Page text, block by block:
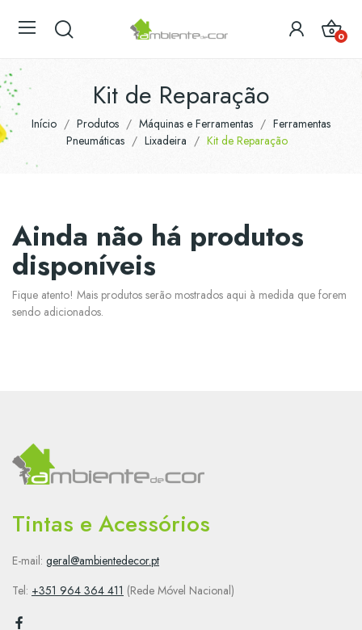
0
Kit de Reparação
Início Produtos Máquinas e Ferramentas
Ferramentas
Pneumáticas
Lixadeira Kit de Reparação
Ainda não há produtos
disponíveis
Fique atento! Mais produtos serão mostrados aqui à medida que forem
sendo adicionados.
Tintas e Acessórios
E-mail: geral@ambientedecor.pt
Tel: +351 964 364 411 (Rede Móvel Nacional)